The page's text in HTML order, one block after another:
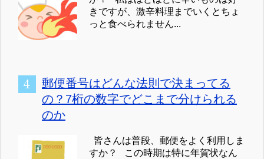
きですが、激辛料理までいくとちょ
っと食べられません...
郵便番号はどんな法則で決まってる
の？7桁の数字でどこまで分けられる
のか
皆さんは普段、郵便をよく利用しま
すか？ この時期は特に年賀状なん